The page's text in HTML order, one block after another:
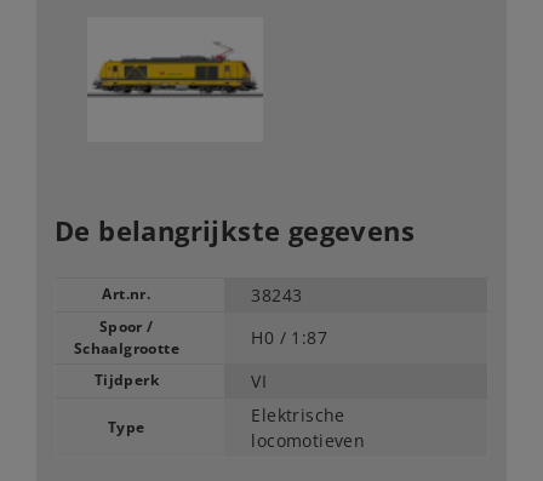
De belangrijkste gegevens
Art.nr. 38243
Spoor /
Schaalgrootte
H0 / 1:87
Tijdperk VI
Type
Elektrische
locomotieven